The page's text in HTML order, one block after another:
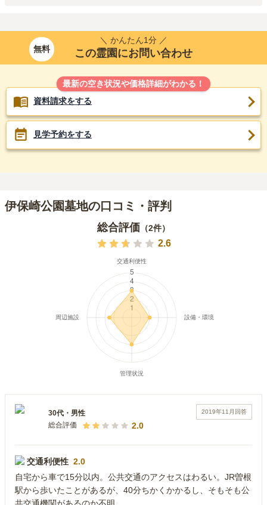
無料
＼ かんたん1分 ／
この霊園にお問い合わせ
最新の空き状況や価格詳細がわかる！
資料請求をする
見学予約をする
伊保崎公園墓地の口コミ・評判
総合評価 （2件）
2.6
2019年11月 回答
30代 ・ 男性
総合評価
2.0
交通利便性 2.0
自宅から車で15分以内。公共交通のアクセスはわるい。JR曽根
駅から歩いたことがあるが、40分ちかくかかるし、そもそも公